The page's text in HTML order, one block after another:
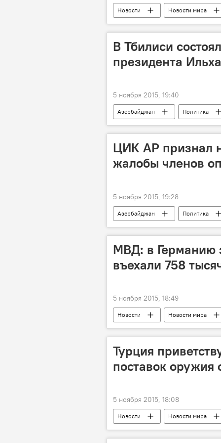
Новости Новости мира
Пресс-секретарь авиакомпании
В Тбилиси
президента
5 ноября 2015, 19:40
Азербайджан Политика
Президент Грузии Георгий
ЦИК АР признал
жалобы членов
5 ноября 2015, 19:28
Азербайджан Политика
Рассмотрение жалобы
МВД: в Германию
въехали 758
5 ноября 2015, 18:49
Новости Новости мира
МВД
Проблема
Турция
поставок
5 ноября 2015, 18:08
Новости Новости мира